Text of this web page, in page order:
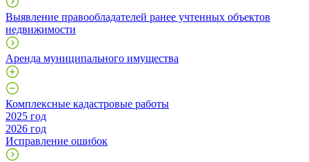
Выявление правообладателей ранее учтенных объектов
недвижимости
Аренда муниципального имущества
Комплексные кадастровые работы
2025 год
2026 год
Исправление ошибок